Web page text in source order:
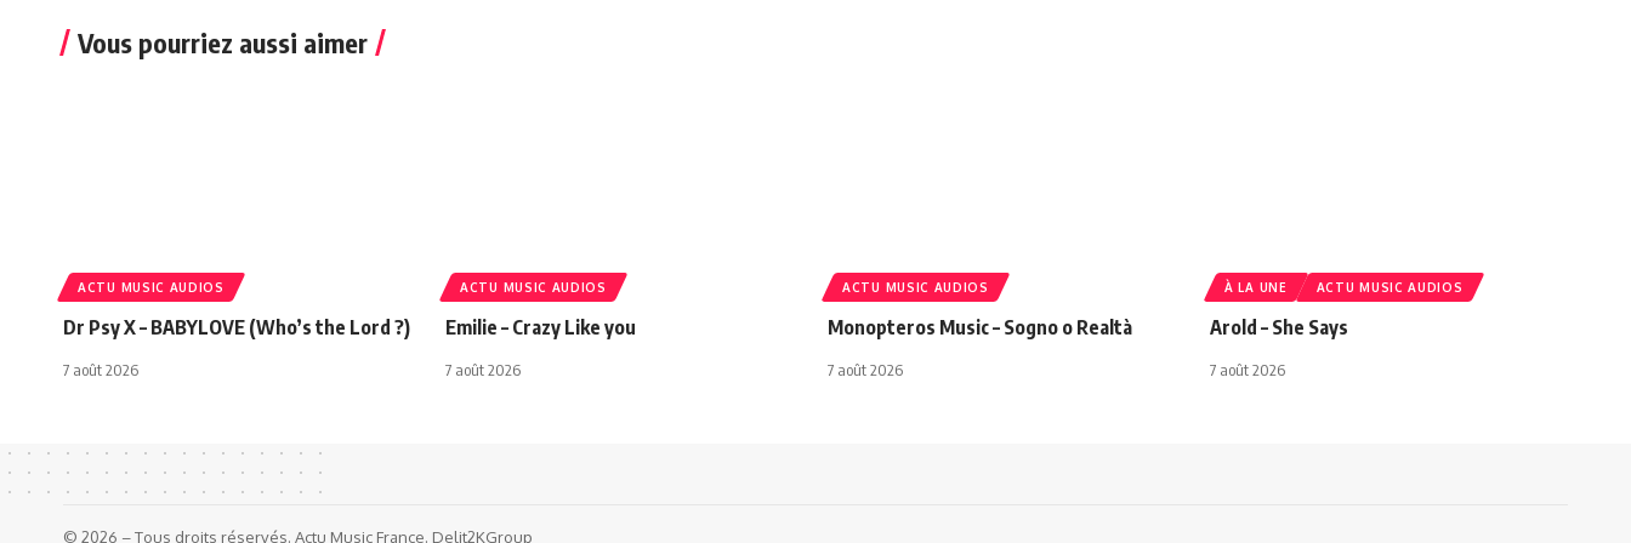
Vous pourriez aussi aimer
ACTU MUSIC AUDIOS
Dr Psy X – BABYLOVE (Who’s the Lord ?)
7 août 2026
ACTU MUSIC AUDIOS
Emilie – Crazy Like you
7 août 2026
ACTU MUSIC AUDIOS
Monopteros Music – Sogno o Realtà
7 août 2026
À LA UNE ACTU MUSIC AUDIOS
Arold – She Says
7 août 2026
© 2026 – Tous droits réservés. Actu Music France. Delit2KGroup